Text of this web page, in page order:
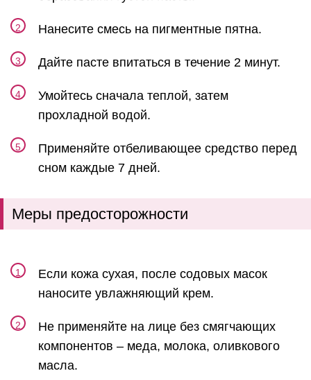
Нанесите смесь на пигментные пятна.
Дайте пасте впитаться в течение 2 минут.
Умойтесь сначала теплой, затем
прохладной водой.
Применяйте отбеливающее средство перед
сном каждые 7 дней.
Меры предосторожности
Если кожа сухая, после содовых масок
наносите увлажняющий крем.
Не применяйте на лице без смягчающих
компонентов – меда, молока, оливкового
масла.